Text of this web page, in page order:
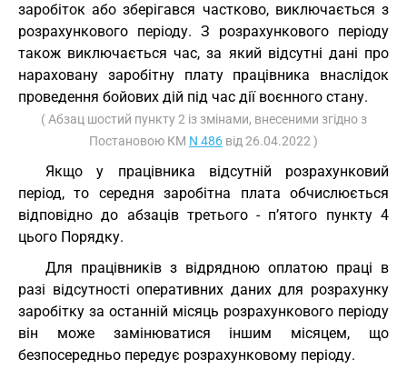
заробіток або зберігався частково, виключається з
розрахункового періоду. З розрахункового періоду
також виключається час, за який відсутні дані про
нараховану заробітну плату працівника внаслідок
проведення бойових дій під час дії воєнного стану.
( Абзац шостий пункту 2 із змінами, внесеними згідно з
Постановою КМ N 486 від 26.04.2022 )
Якщо у працівника відсутній розрахунковий
період, то середня заробітна плата обчислюється
відповідно до абзаців третього - п’ятого пункту 4
цього Порядку.
Для працівників з відрядною оплатою праці в
разі відсутності оперативних даних для розрахунку
заробітку за останній місяць розрахункового періоду
він може замінюватися іншим місяцем, що
безпосередньо передує розрахунковому періоду.